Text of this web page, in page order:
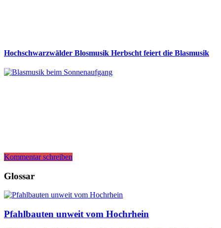
Hochschwarzwälder Blosmusik Herbscht feiert die Blasmusik
Kommentar schreiben
Glossar
Pfahlbauten unweit vom Hochrhein